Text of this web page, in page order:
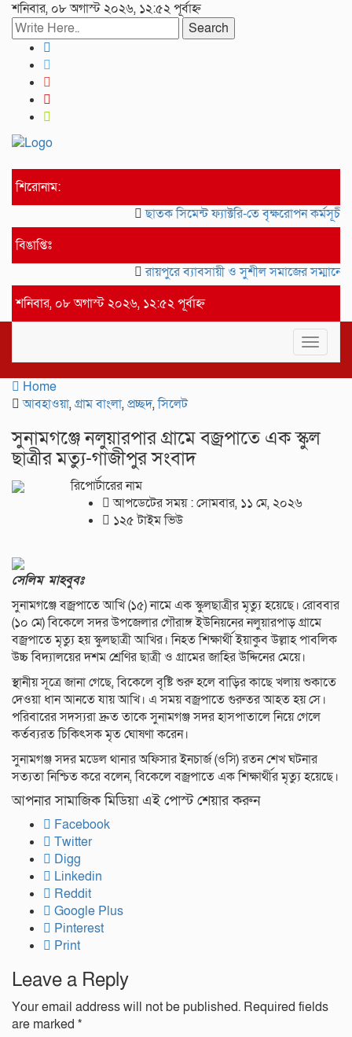
শনিবার, ০৮ অগাস্ট ২০২৬, ১২:৫২ পূর্বাহ্ন
Search
শিরোনাম:
ছাতক সিমেন্ট ফ্যাক্টরি-তে বৃক্ষরোপন কর্মসূচীর
বিঙাপ্তিঃ
রায়পুরে ব্যাবসায়ী ও সুশীল সমাজের সম্মানে
শনিবার, ০৮ অগাস্ট ২০২৬, ১২:৫২ পূর্বাহ্ন
Toggle
Home
আবহাওয়া,গ্রাম বাংলা,প্রচ্ছদ,সিলেট
সুনামগঞ্জে নলুয়ারপার গ্রামে বজ্রপাতে এক স্কুল
ছাত্রীর মত্যু-গাজীপুর সংবাদ
রিপোর্টারের নাম
আপডেটের সময় : সোমবার, ১১ মে, ২০২৬
১২৫ টাইম ভিউ
সেলিম মাহবুবঃ
সুনামগঞ্জে বজ্রপাতে আখি (১৫) নামে এক স্কুলছাত্রীর মৃত্যু হয়েছে। রোববার
(১০ মে) বিকেলে সদর উপজেলার গৌরাঙ্গ ইউনিয়নের নলুয়ারপাড় গ্রামে
বজ্রপাতে মৃত্যু হয় স্কুলছাত্রী আখির। নিহত শিক্ষার্থী ইয়াকুব উল্লাহ পাবলিক
উচ্চ বিদ্যালয়ের দশম শ্রেণির ছাত্রী ও গ্রামের জাহির উদ্দিনের মেয়ে।
স্থানীয় সূত্রে জানা গেছে, বিকেলে বৃষ্টি শুরু হলে বাড়ির কাছে খলায় শুকাতে
দেওয়া ধান আনতে যায় আখি। এ সময় বজ্রপাতে গুরুতর আহত হয় সে।
পরিবারের সদস্যরা দ্রুত তাকে সুনামগঞ্জ সদর হাসপাতালে নিয়ে গেলে
কর্তব্যরত চিকিৎসক মৃত ঘোষণা করেন।
সুনামগঞ্জ সদর মডেল থানার অফিসার ইনচার্জ (ওসি) রতন শেখ ঘটনার
সত্যতা নিশ্চিত করে বলেন, বিকেলে বজ্রপাতে এক শিক্ষার্থীর মৃত্যু হয়েছে।
আপনার সামাজিক মিডিয়া এই পোস্ট শেয়ার করুন
Facebook
Twitter
Digg
Linkedin
Reddit
Google Plus
Pinterest
Print
Leave a Reply
Your email address will not be published. Required fields
are marked *